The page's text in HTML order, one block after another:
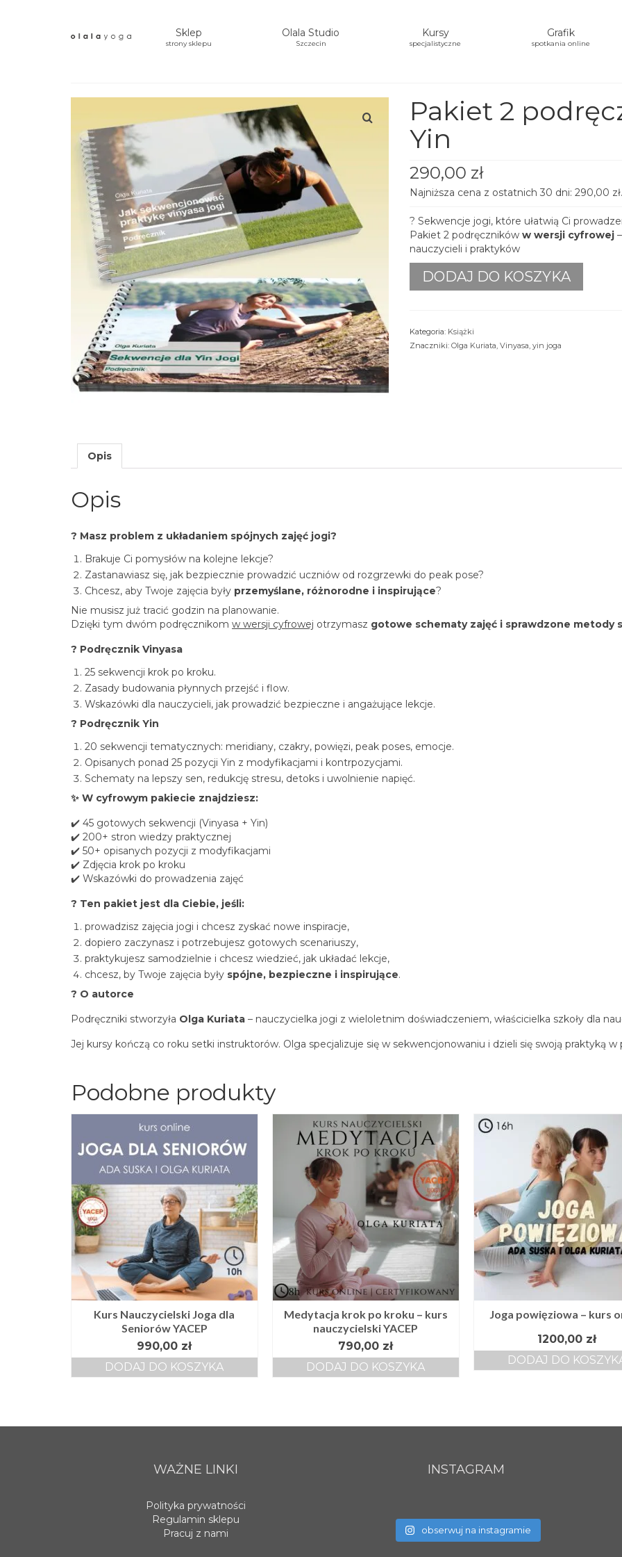
Sklep
strony sklepu
Olala Studio
Szczecin
Kursy
specjalistyczne
Grafik
spotkania online
Pakiet 2
Yin
290,00 zł
Najniższa cena z ostatnich 30 dni: 290,00 zł.
? Sekwencje jogi, które ułatwią Ci
Pakiet 2 podręczników w wersji cyfrowej–
nauczycieli i praktyków
ilość
Pakiet
Vinyasa
&
DODAJ DO KOSZYKA
Kategoria: Książki
Znaczniki: Olga Kuriata, Vinyasa, yin joga
Opis
Opis
? Masz problem z układaniem spójnych zajęć jogi?
Brakuje Ci pomysłów na kolejne lekcje?
Zastanawiasz się, jak bezpiecznie prowadzić uczniów od rozgrzewki do peak pose?
Chcesz, aby Twoje zajęcia były przemyślane, różnorodne i inspirujące?
Nie musisz już tracić godzin na planowanie.
Dzięki tym dwóm podręcznikom w wersji cyfrowej otrzymasz gotowe schematy zajęć i sprawdzone metody
? Podręcznik Vinyasa
25 sekwencji krok po kroku.
Zasady budowania płynnych przejść i flow.
Wskazówki dla nauczycieli, jak prowadzić bezpieczne i angażujące lekcje.
? Podręcznik Yin
20 sekwencji tematycznych: meridiany, czakry, powięzi, peak poses, emocje.
Opisanych ponad 25 pozycji Yin z modyfikacjami i kontrpozycjami.
Schematy na lepszy sen, redukcję stresu, detoks i uwolnienie napięć.
✨ W cyfrowym pakiecie znajdziesz:
✔️ 45 gotowych sekwencji (Vinyasa + Yin)
✔️ 200+ stron wiedzy praktycznej
✔️ 50+ opisanych pozycji z modyfikacjami
✔️ Zdjęcia krok po kroku
✔️ Wskazówki do prowadzenia zajęć
? Ten pakiet jest dla Ciebie, jeśli:
prowadzisz zajęcia jogi i chcesz zyskać nowe inspiracje,
dopiero zaczynasz i potrzebujesz gotowych scenariuszy,
praktykujesz samodzielnie i chcesz wiedzieć, jak układać lekcje,
chcesz, by Twoje zajęcia były spójne, bezpieczne i inspirujące.
? O autorce
Podręczniki stworzyła Olga Kuriata – nauczycielka jogi z wieloletnim doświadczeniem, właścicielka szkoły dla
Jej kursy kończą co roku setki instruktorów. Olga specjalizuje się w sekwencjonowaniu i dzieli się swoją praktyką w
Podobne produkty
Kurs Nauczycielski Joga dla
Seniorów YACEP
990,00 zł
DODAJ DO KOSZYKA
Medytacja krok po kroku – kurs
nauczycielski YACEP
790,00 zł
DODAJ DO KOSZYKA
Joga powięziowa – kurs
1200,00 zł
DODAJ DO
WAŻNE LINKI
Polityka prywatności
Regulamin sklepu
Pracuj z nami
INSTAGRAM
obserwuj na instagramie